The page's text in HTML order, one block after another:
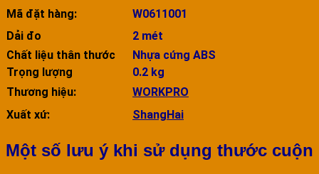
Mã đặt hàng:
W0611001
Dải đo
2 mét
Chất liệu thân thước
Nhựa cứng ABS
Trọng lượng
0.2 kg
Thương hiệu:
WORKPRO
Xuất xứ:
ShangHai
Một số lưu ý khi sử dụng thước cuộn